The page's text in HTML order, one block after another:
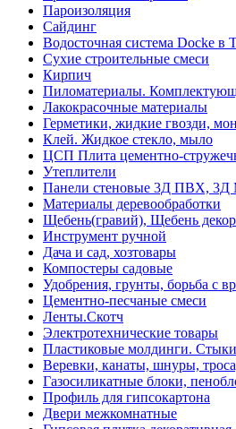
Пароизоляция
Сайдинг
Водосточная система Docke в
Сухие строительные смеси
Кирпич
Пиломатериалы.
Лакокрасочные материалы
Герметики, жидкие гвозди,
Клей. Жидкое стекло, мыло
ЦСП Плита цементно-
Утеплители
Панели стеновые 3Д ПВХ,
Материалы деревообработки
Щебень(гравий), Щебень
Инструмент ручной
Дача и сад, хозтовары
Компостеры садовые
Удобрения, грунты, борьба с
Цементно-песчаные смеси
Ленты.Скотч
Электротехнические товары
Пластиковые молдинги.
Веревки, канаты, шнуры,
Газосиликатные блоки,
Профиль для гипсокартона
Двери межкомнатные